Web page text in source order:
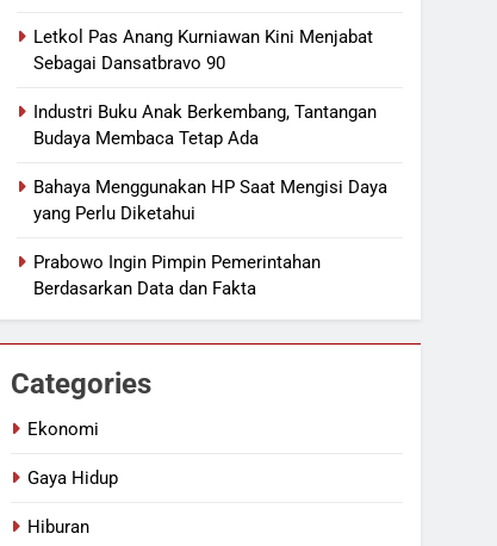
Letkol Pas Anang Kurniawan Kini Menjabat
Sebagai Dansatbravo 90
Industri Buku Anak Berkembang, Tantangan
Budaya Membaca Tetap Ada
Bahaya Menggunakan HP Saat Mengisi Daya
yang Perlu Diketahui
Prabowo Ingin Pimpin Pemerintahan
Berdasarkan Data dan Fakta
Categories
Ekonomi
Gaya Hidup
Hiburan